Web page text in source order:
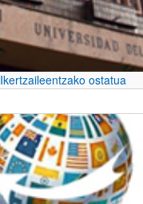
Ikertzaileentzako ostatua